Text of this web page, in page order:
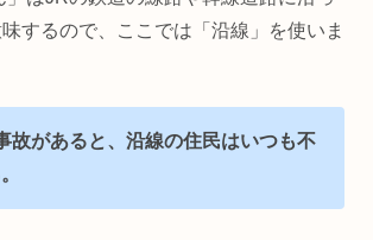
するので、ここでは「沿線」を使いま
故があると、沿線の住民はいつも不